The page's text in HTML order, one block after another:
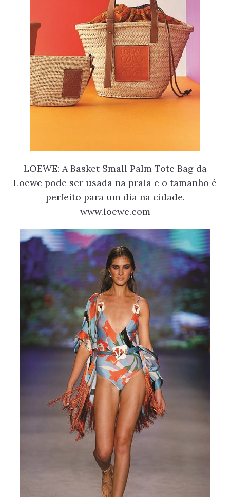
LOEWE: A Basket Small Palm Tote Bag da
Loewe pode ser usada na praia e o tamanho é
perfeito para um dia na cidade.
www.loewe.com